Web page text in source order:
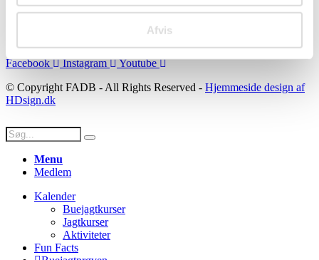
Afvis
Persondatapolitik
Facebook Instagram
Youtube
© Copyright FADB - All Rights Reserved - Hjemmeside design af
HDsign.dk
Menu
Medlem
Kalender
Buejagtkurser
Jagtkurser
Aktiviteter
Fun Facts